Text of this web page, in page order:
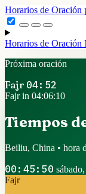
Horarios de Oración
Horarios de Oración
Próxima oración
Fajr 04:52
Fajr in 04:06:10
Tiempos
Beiliu, China • hora
00:45:50
Fajr